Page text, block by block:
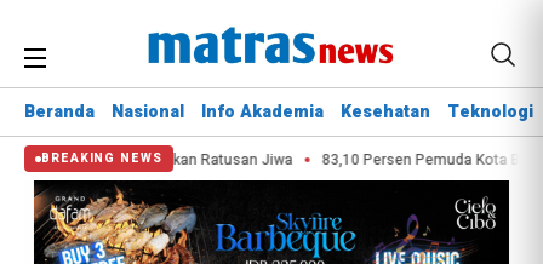
Beranda Nasional Info Akademia Kesehatan Teknologi
BREAKING NEWS
Vol 9 Sukses Satukan Ratusan Jiwa 83,10 Persen Pemuda Kota Bekasi